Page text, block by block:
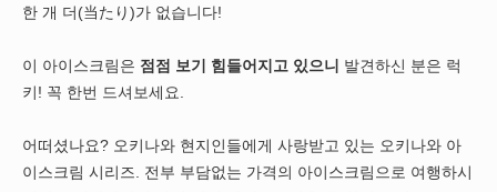
한 개 더(当たり)가 없습니다!
이 아이스크림은 점점 보기 힘들어지고 있으니 발견하신 분은 럭
키! 꼭 한번 드셔보세요.
어떠셨나요? 오키나와 현지인들에게 사랑받고 있는 오키나와 아
이스크림 시리즈. 전부 부담없는 가격의 아이스크림으로 여행하시